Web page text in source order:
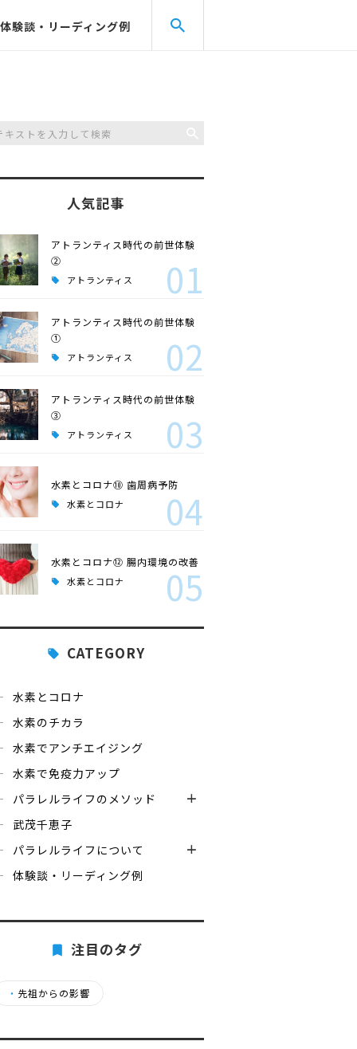
体験談・リーディング例
人気記事
アトランティス時代の前世体験
②
アトランティス 01
アトランティス時代の前世体験
①
アトランティス 02
アトランティス時代の前世体験
③
アトランティス 03
水素とコロナ⑩ 歯周病予防
水素とコロナ 04
水素とコロナ⑫ 腸内環境の改善
水素とコロナ 05
CATEGORY
水素とコロナ
水素のチカラ
水素でアンチエイジング
水素で免疫力アップ
パラレルライフのメソッド
武茂千恵子
パラレルライフについて
体験談・リーディング例
注目のタグ
・ 先祖からの影響